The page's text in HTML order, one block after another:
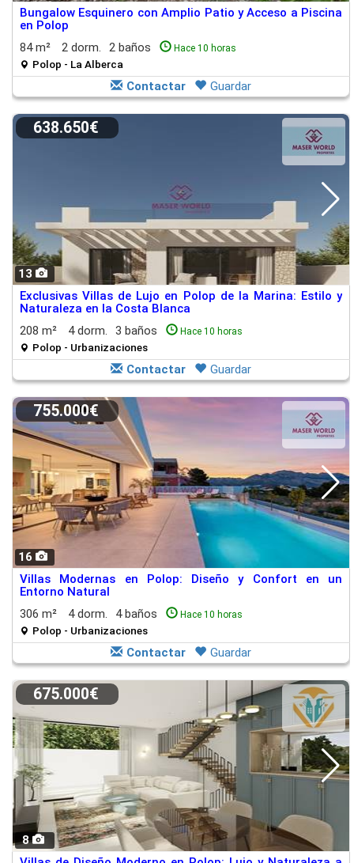
Bungalow Esquinero con Amplio Patio y Acceso a Piscina
en Polop
84 m²
2 dorm. 2 baños Hace 10 horas
Polop - La Alberca
Contactar Guardar
13
638.650€
Exclusivas Villas de Lujo en Polop de la Marina: Estilo y
Naturaleza en la Costa Blanca
208 m²
4 dorm. 3 baños Hace 10 horas
Polop - Urbanizaciones
Contactar Guardar
16
755.000€
Villas Modernas en Polop: Diseño y Confort en un
Entorno Natural
306 m²
4 dorm. 4 baños Hace 10 horas
Polop - Urbanizaciones
Contactar Guardar
8
675.000€